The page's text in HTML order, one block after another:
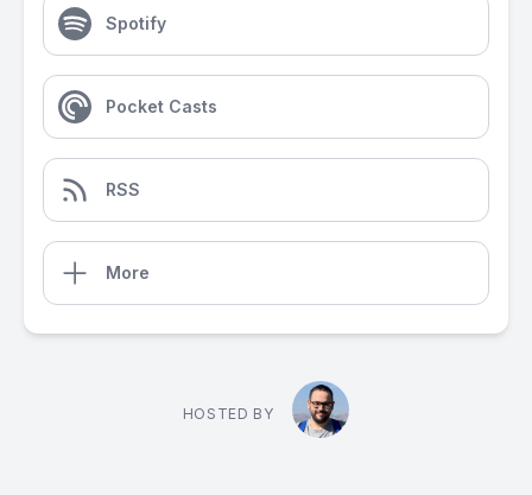
Spotify
Pocket Casts
RSS
More
HOSTED BY